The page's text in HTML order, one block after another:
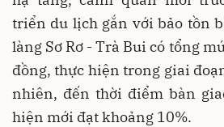
triển du lịch gắn với bảo tồn
làng Sơ Rơ - Trà Bui có tổng
đồng, thực hiện trong giai
nhiên, đến thời điểm bàn
hiện mới đạt khoảng 10%.